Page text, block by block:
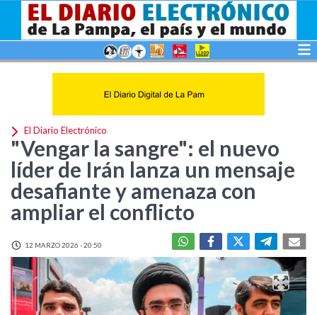
El Diario Electrónico
"Vengar la sangre": el nuevo
líder de Irán lanza un mensaje
desafiante y amenaza con
ampliar el conflicto
12 MARZO 2026 - 20:50